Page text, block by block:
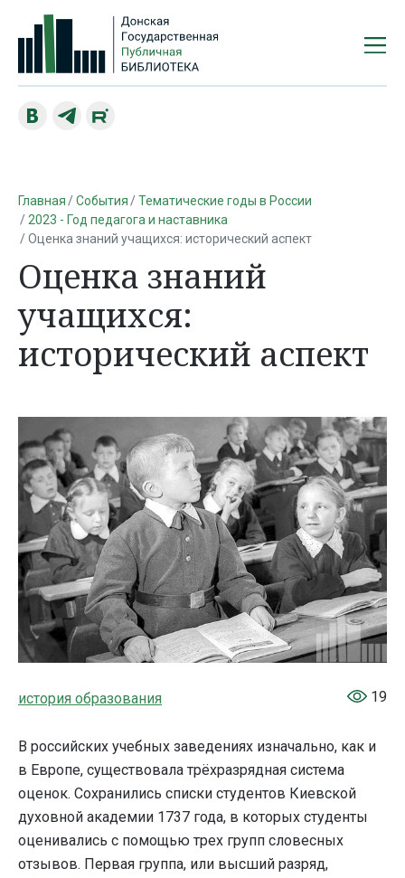
Главная События
Тематические годы в России
2023 - Год педагога и наставника
Оценка знаний учащихся: исторический аспект
Оценка знаний
учащихся:
исторический аспект
история образования 19
В российских учебных заведениях изначально, как и
в Европе, существовала трёхразрядная система
оценок. Сохранились списки студентов Киевской
духовной академии 1737 года, в которых студенты
оценивались с помощью трех групп словесных
отзывов. Первая группа, или высший разряд,